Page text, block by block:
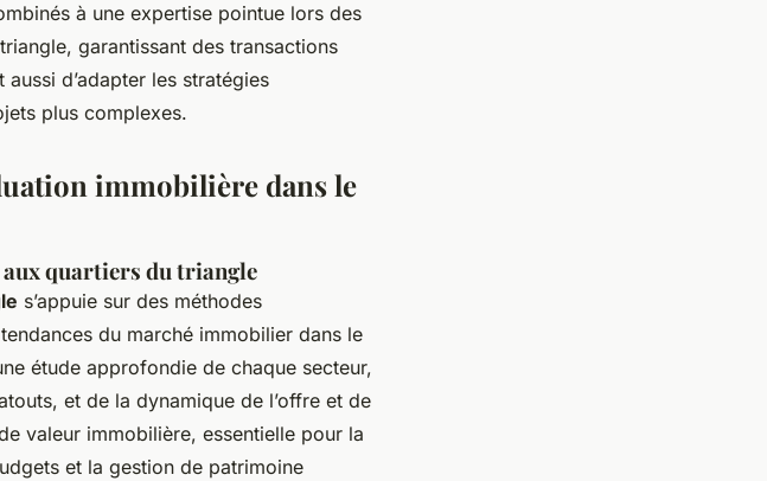
à une expertise pointue lors des
garantissant des transactions
d’adapter les stratégies
plus complexes.
immobilière dans le
aux quartiers du triangle
s’appuie sur des méthodes
du marché immobilier dans le
étude approfondie de chaque secteur,
et de la dynamique de l’offre et de
valeur immobilière, essentielle pour la
et la gestion de patrimoine